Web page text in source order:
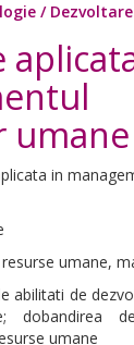
/
umane
in
umane,
abilitati de
dobandirea
umane